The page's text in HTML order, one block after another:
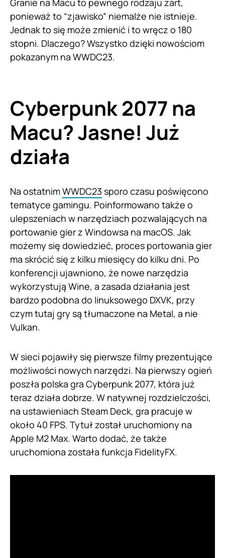
ponieważ to “zjawisko” niemalże nie istnieje.
Jednak to się może zmienić i to wręcz o 180
stopni. Dlaczego? Wszystko dzięki nowościom
pokazanym na WWDC23.
Cyberpunk 2077 na
Macu? Jasne! Już
działa
Na ostatnimWWDC23 sporo czasu poświęcono
tematyce gamingu. Poinformowano także o
ulepszeniach w narzędziach pozwalających na
portowanie gier z Windowsa na macOS. Jak
możemy się dowiedzieć, proces portowania gier
ma skrócić się z kilku miesięcy do kilku dni. Po
konferencji ujawniono, że nowe narzędzia
wykorzystują Wine, a zasada działania jest
bardzo podobna do linuksowego DXVK, przy
czym tutaj gry są tłumaczone na Metal, a nie
Vulkan.
W sieci pojawiły się pierwsze filmy prezentujące
możliwości nowych narzędzi. Na pierwszy ogień
poszła polska gra Cyberpunk 2077, która już
teraz działa dobrze. W natywnej rozdzielczości,
na ustawieniach Steam Deck, gra pracuje w
około 40 FPS. Tytuł został uruchomiony na
Apple M2 Max. Warto dodać, że także
uruchomiona została funkcja FidelityFX.